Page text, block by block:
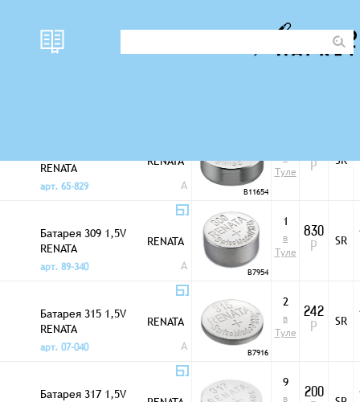
RENATA
RENATA
арт. 65-829
A B11654
в
Туле
Р
SR
Батарея 309 1,5V
RENATA
RENATA
арт. 89-340
A B7954
1
в
Туле
830
Р
SR
Батарея 315 1,5V
RENATA
RENATA
арт. 07-040
A B7916
2
в
Туле
242
Р
SR
Батарея 317 1,5V
9
в
200